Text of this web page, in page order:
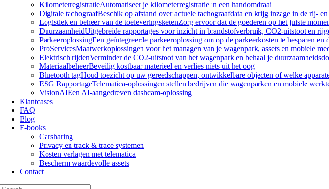
KilometerregistratieAutomatiseer je kilometerregistratie in een handomdraai
Digitale tachograafBeschik op afstand over actuele tachograafdata en krijg inzage in de rij-
Logistiek en beheer van de toeleveringsketenZorg ervoor dat de goederen op het juiste
DuurzaamheidUitgebreide rapportages voor inzicht in brandstofverbruik, CO2-uitstoot en
ParkeeroplossingEen geïntegreerde parkeeroplossing om op de parkeerkosten te besparen en
ProServicesMaatwerkoplossingen voor het managen van je wagenpark, assets en mobiele
Elektrisch rijdenVerminder de CO2-uitstoot van het wagenpark en behaal je
MateriaalbeheerBeveilig kostbaar materieel en verlies niets uit het oog
Bluetooth tagHoud toezicht op uw gereedschappen, ontwikkelbare objecten of welke
ESG RapportageTelematica-oplossingen stellen bedrijven die wagenparken en mobiele
VisionAIEen AI-aangedreven dashcam-oplossing
Klantcases
FAQ
Blog
E-books
Carsharing
Privacy en track & trace systemen
Kosten verlagen met telematica
Bescherm waardevolle assets
Contact